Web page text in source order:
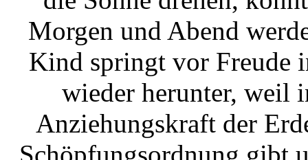
Morgen und Abend
Kind springt vor Freude
wieder herunter, weil
Anziehungskraft der
Schöpfungsordnung gibt